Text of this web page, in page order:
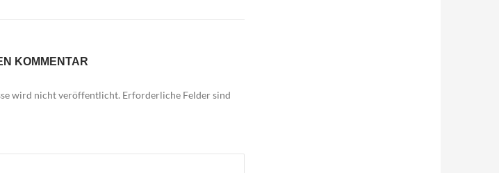
KOMMENTAR
wird nicht veröffentlicht. Erforderliche Felder sind